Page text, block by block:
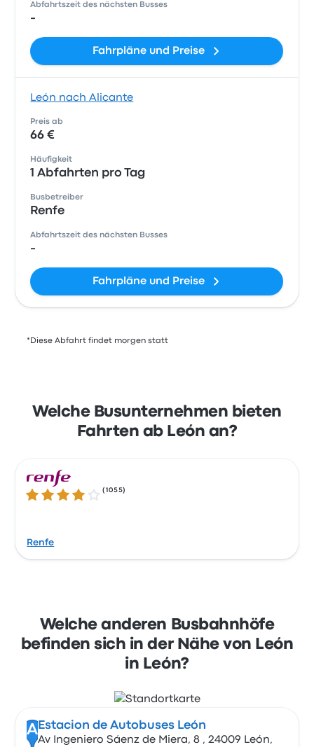
Abfahrtszeit des nächsten Busses
-
Fahrpläne und Preise
León nach Alicante
Preis ab
66 €
Häufigkeit
1 Abfahrten pro Tag
Busbetreiber
Renfe
Abfahrtszeit des nächsten Busses
-
Fahrpläne und Preise
*Diese Abfahrt findet morgen statt
Welche Busunternehmen bieten
Fahrten ab León an?
4.1 von 5 Sternen
(1055)
Renfe
Welche anderen Busbahnhöfe
befinden sich in der Nähe von León
in León?
A Estacion de Autobuses León
Av Ingeniero Sáenz de Miera, 8 , 24009 León,